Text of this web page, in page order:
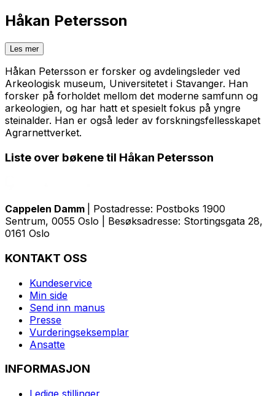
Håkan Petersson
Les mer
Håkan Petersson er forsker og avdelingsleder ved
Arkeologisk museum, Universitetet i Stavanger. Han
forsker på forholdet mellom det moderne samfunn og
arkeologien, og har hatt et spesielt fokus på yngre
steinalder. Han er også leder av forskningsfellesskapet
Agrarnettverket.
Liste over bøkene til Håkan Petersson
Cappelen Damm
| Postadresse: Postboks 1900
Sentrum, 0055 Oslo | Besøksadresse: Stortingsgata 28,
0161 Oslo
KONTAKT OSS
Kundeservice
Min side
Send inn manus
Presse
Vurderingseksemplar
Ansatte
INFORMASJON